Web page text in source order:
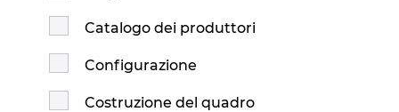
Catalogo dei produttori
Configurazione
Costruzione del quadro